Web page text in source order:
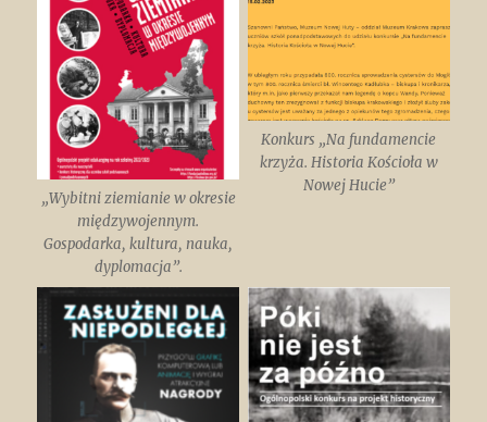
„Wybitni ziemianie w okresie
międzywojennym.
Gospodarka, kultura, nauka,
dyplomacja”.
Konkurs „Na fundamencie
krzyża. Historia Kościoła w
Nowej Hucie”